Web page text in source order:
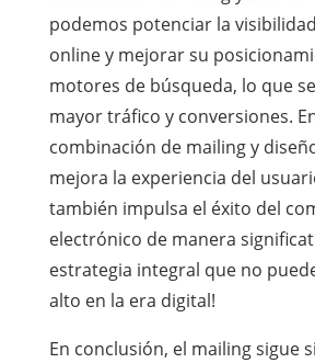
podemos potenciar la
online y mejorar su
motores de búsqueda, lo que
mayor tráfico y conversiones.
combinación de mailing y
mejora la experiencia del
también impulsa el éxito del
electrónico de manera
estrategia integral que no
alto en la era digital!
En conclusión, el mailing sigue